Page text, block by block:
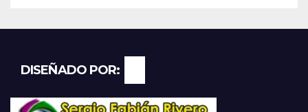
DISEÑADO POR: